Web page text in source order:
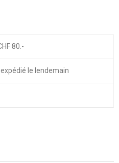
80.-
le lendemain